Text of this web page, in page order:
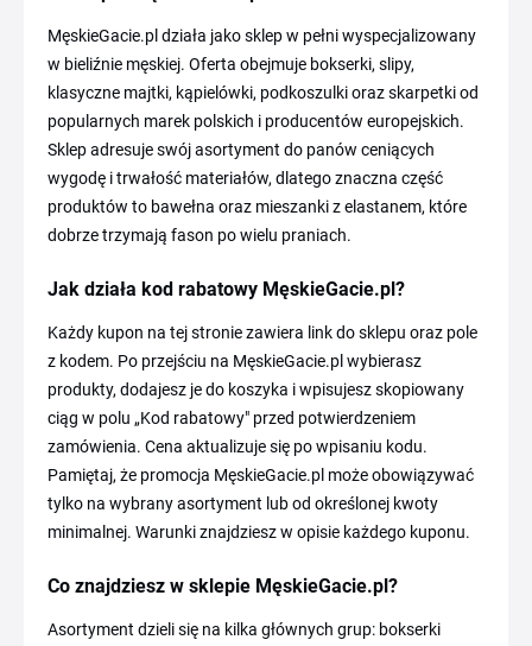
MęskieGacie.pl działa jako sklep w pełni wyspecjalizowany
w bieliźnie męskiej. Oferta obejmuje bokserki, slipy,
klasyczne majtki, kąpielówki, podkoszulki oraz skarpetki od
popularnych marek polskich i producentów europejskich.
Sklep adresuje swój asortyment do panów ceniących
wygodę i trwałość materiałów, dlatego znaczna część
produktów to bawełna oraz mieszanki z elastanem, które
dobrze trzymają fason po wielu praniach.
Jak działa kod rabatowy MęskieGacie.pl?
Każdy kupon na tej stronie zawiera link do sklepu oraz pole
z kodem. Po przejściu na MęskieGacie.pl wybierasz
produkty, dodajesz je do koszyka i wpisujesz skopiowany
ciąg w polu „Kod rabatowy" przed potwierdzeniem
zamówienia. Cena aktualizuje się po wpisaniu kodu.
Pamiętaj, że promocja MęskieGacie.pl może obowiązywać
tylko na wybrany asortyment lub od określonej kwoty
minimalnej. Warunki znajdziesz w opisie każdego kuponu.
Co znajdziesz w sklepie MęskieGacie.pl?
Asortyment dzieli się na kilka głównych grup: bokserki